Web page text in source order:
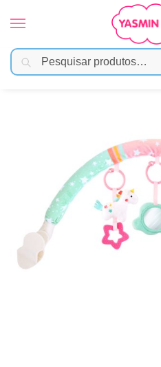
Início Brinquedos / Atividades Sensoriais